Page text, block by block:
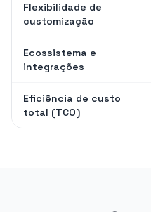
Flexibilidade de
customização
Ecossistema e
integrações
Eficiência de custo
total (TCO)